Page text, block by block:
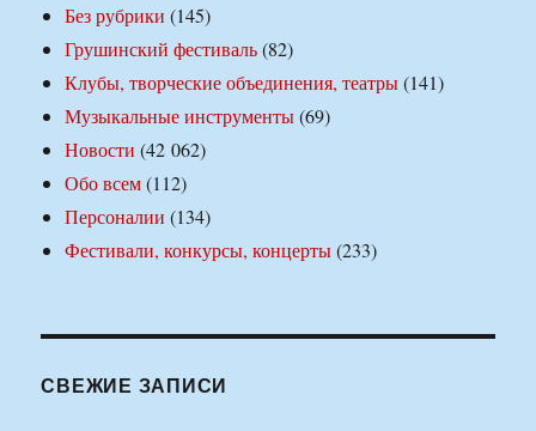
Без рубрики (145)
Грушинский фестиваль(82)
Клубы, творческие объединения, театры(141)
Музыкальные инструменты(69)
Новости (42 062)
Обо всем(112)
Персоналии (134)
Фестивали, конкурсы, концерты(233)
СВЕЖИЕ ЗАПИСИ